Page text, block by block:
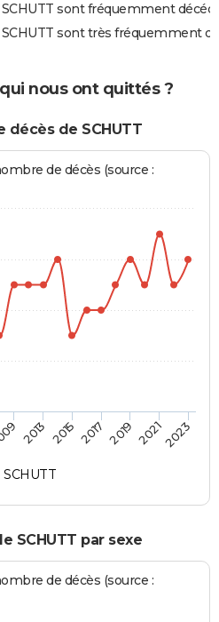
sont fréquemment
sont très fréquemment
nous ont quittés ?
décès de SCHUTT
de décès (source :
SCHUTT
2013 2015 2017 2019 20212023
SCHUTT par sexe
de décès (source :